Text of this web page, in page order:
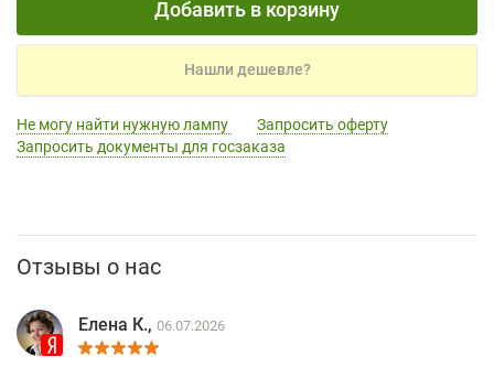
Добавить в корзину
Нашли дешевле?
Не могу найти нужную лампу
Запросить оферту
Запросить документы для госзаказа
Отзывы о нас
Елена К., 06.07.2026